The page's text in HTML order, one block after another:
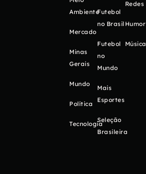
Ambiente
Mercado
Minas
Gerais
Mundo
Política
Tecnologia
Futebol
no Brasil
Futebol
no
Mundo
Mais
Esportes
Seleção
Brasileira
Redes
Humor
Música